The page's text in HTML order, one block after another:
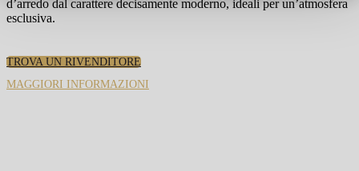
d’arredo dal carattere decisamente moderno, ideali per un’atmosfera
esclusiva.
TROVA UN RIVENDITORE
MAGGIORI INFORMAZIONI